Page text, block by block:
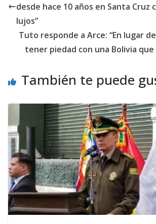
desde hace 10 años en Santa Cruz
lujos”
Tuto responde a Arce: “En lugar
tener piedad con una Bolivia que
También te puede